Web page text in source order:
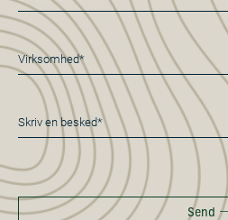
*
Virksomhed*
*
Besked
*
Send